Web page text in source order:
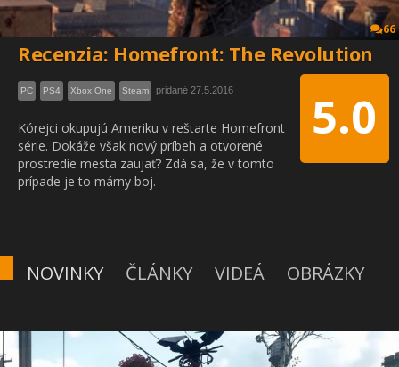
66
Recenzia: Homefront: The Revolution
5.0
PC PS4 Xbox One Steam pridané 27.5.2016
Kórejci okupujú Ameriku v reštarte Homefront
série. Dokáže však nový príbeh a otvorené
prostredie mesta zaujať? Zdá sa, že v tomto
prípade je to márny boj.
NOVINKY ČLÁNKY VIDEÁ OBRÁZKY